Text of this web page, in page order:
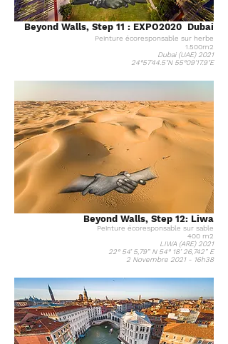
Beyond Walls, Step 11 : EXPO2020 Dubai
Peinture écoresponsable sur herbe
1.500m2
Dubai (UAE) 2021
24°57'44.5"N 55°09'17.9"E
Beyond Walls, Step 12: Liwa
Peinture écoresponsable sur sable
400 m2
LIWA (ARE) 2021
22° 54’ 5,79” N 54° 18’ 26,742” E
2 Novembre 2021 - 16h38